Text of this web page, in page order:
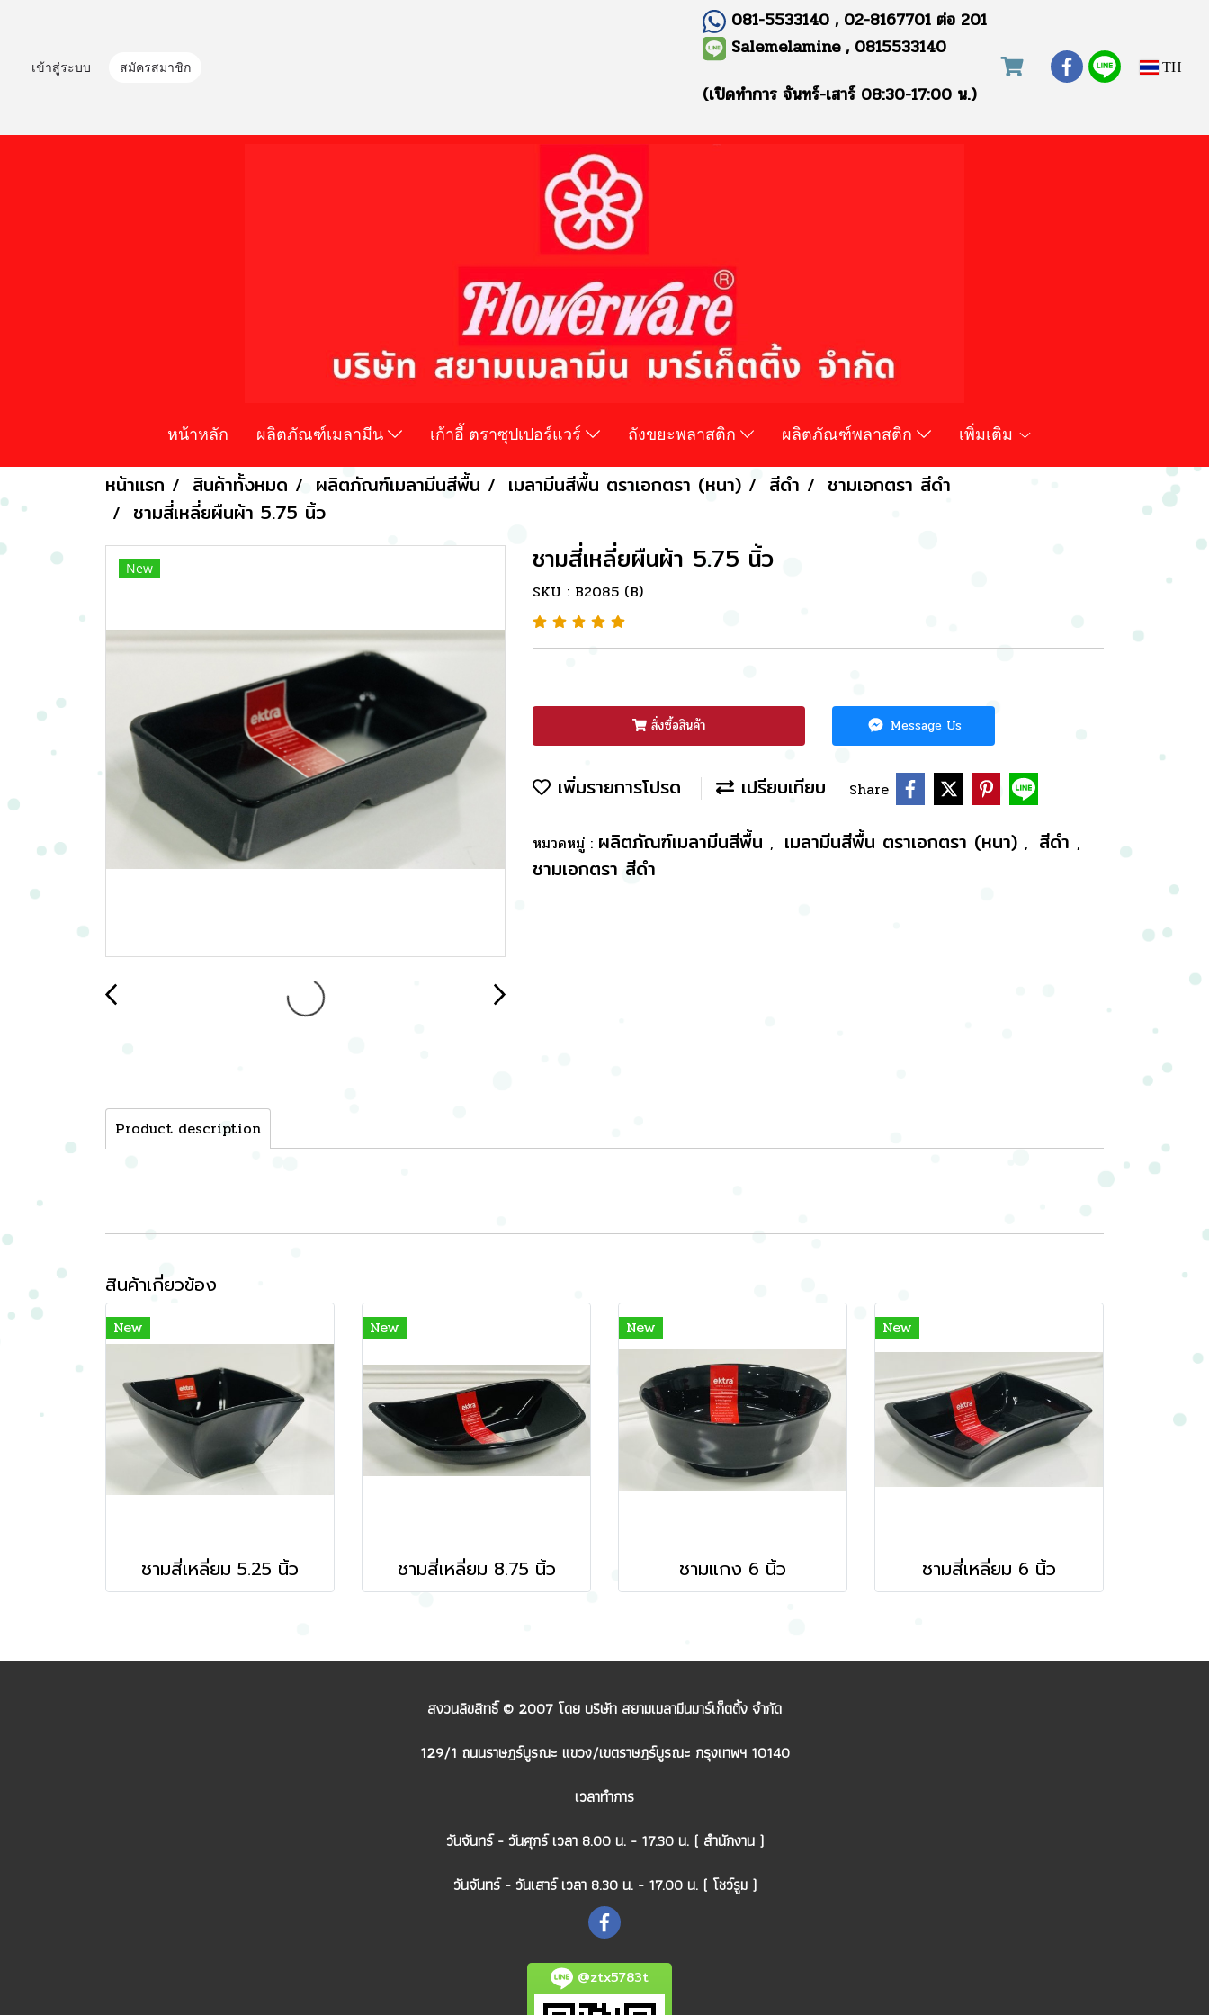
เข้าสู่ระบบ สมัครสมาชิก
081-5533140 , 02-8167701 ต่อ 201
Salemelamine , 0815533140
(เปิดทำการ จันทร์-เสาร์ 08:30-17:00 น.)
TH
หน้าหลัก ผลิตภัณฑ์เมลามีน เก้าอี้ ตราซุปเปอร์แวร์ ถังขยะพลาสติก ผลิตภัณฑ์พลาสติก เพิ่มเติม
หน้าแรก สินค้าทั้งหมด ผลิตภัณฑ์เมลามีนสีพื้น เมลามีนสีพื้น ตราเอกตรา (หนา) สีดำ
ชามเอกตรา สีดำ
ชามสี่เหลี่ยผืนผ้า 5.75 นิ้ว
New ชามสี่เหลี่ยผืนผ้า 5.75 นิ้ว
SKU : B2085 (B)
สั่งซื้อสินค้า Message Us
เพิ่มรายการโปรด เปรียบเทียบ Share
หมวดหมู่ : ผลิตภัณฑ์เมลามีนสีพื้น , เมลามีนสีพื้น ตราเอกตรา (หนา) , สีดำ ,
ชามเอกตรา สีดำ
Product description
สินค้าเกี่ยวข้อง
New
ชามสี่เหลี่ยม 5.25 นิ้ว
New
ชามสี่่เหลี่ยม 8.75 นิ้ว
New
ชามแกง 6 นิ้ว
New
ชามสี่เหลี่ยม 6 นิ้ว
สงวนลิขสิทธิ์ © 2007 โดย บริษัท สยามเมลามีนมาร์เก็ตติ้ง จำกัด
129/1 ถนนราษฎร์บูรณะ แขวง/เขตราษฎร์บูรณะ กรุงเทพฯ 10140
เวลาทำการ
วันจันทร์ - วันศุกร์ เวลา 8.00 น. - 17.30 น. ( สำนักงาน )
วันจันทร์ - วันเสาร์ เวลา 8.30 น. - 17.00 น. ( โชว์รูม )
@ztx5783t